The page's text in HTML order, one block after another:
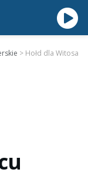
> Hołd dla Witosa